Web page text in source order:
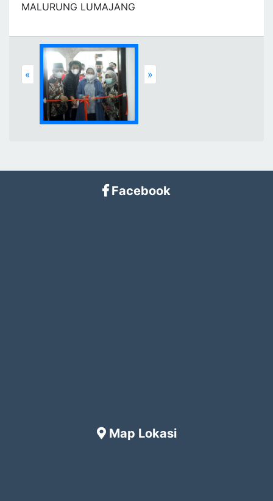
MALURUNG LUMAJANG
« Previous »
Facebook
Map Lokasi